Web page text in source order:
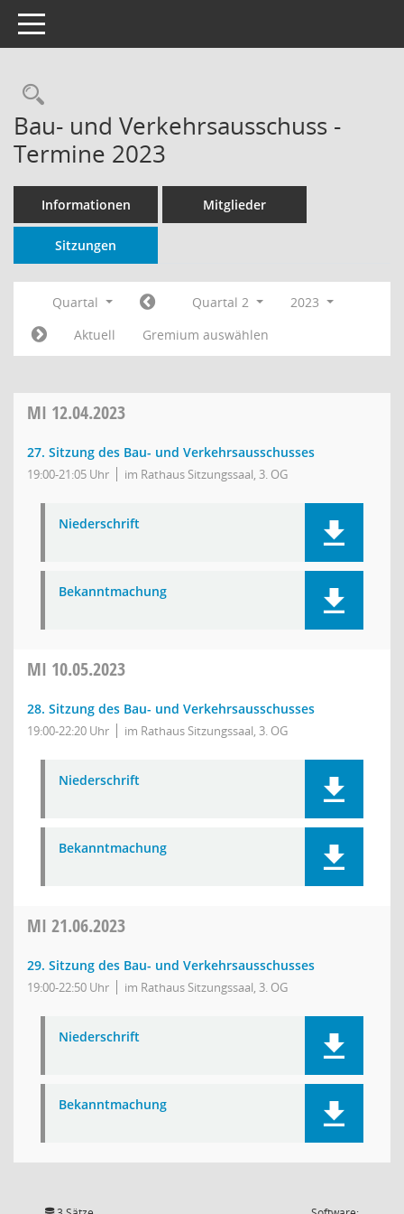
Toggle navigation
Rechercheauswahl
Bau- und Verkehrsausschuss -
Termine 2023
Informationen Mitglieder
Sitzungen
Quartal Quartal 2
2023
Aktuell
Gremium auswählen
MI 12.04.2023
27. Sitzung des Bau- und Verkehrsausschusses
19:00-21:05 Uhr im Rathaus Sitzungssaal, 3. OG
Niederschrift
Bekanntmachung
MI 10.05.2023
28. Sitzung des Bau- und Verkehrsausschusses
19:00-22:20 Uhr im Rathaus Sitzungssaal, 3. OG
Niederschrift
Bekanntmachung
MI 21.06.2023
29. Sitzung des Bau- und Verkehrsausschusses
19:00-22:50 Uhr im Rathaus Sitzungssaal, 3. OG
Niederschrift
Bekanntmachung